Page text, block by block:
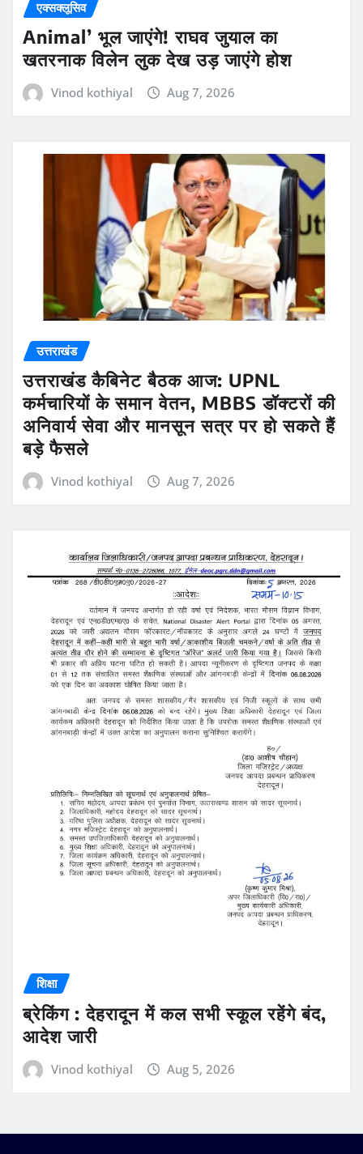
एक्सक्लूसिव
Animal’ भूल जाएंगे! राघव जुयाल का
खतरनाक विलेन लुक देख उड़ जाएंगे होश
Vinod kothiyal Aug 7, 2026
उत्तराखंड
उत्तराखंड कैबिनेट बैठक आज: UPNL
कर्मचारियों के समान वेतन, MBBS डॉक्टरों की
अनिवार्य सेवा और मानसून सत्र पर हो सकते हैं
बड़े फैसले
Vinod kothiyal Aug 7, 2026
शिक्षा
ब्रेकिंग : देहरादून में कल सभी स्कूल रहेंगे बंद,
आदेश जारी
Vinod kothiyal Aug 5, 2026